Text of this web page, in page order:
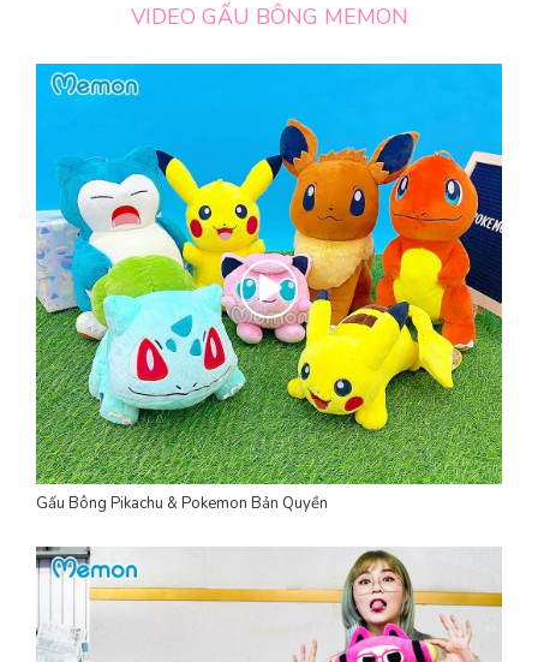
VIDEO GẤU BÔNG MEMON
Gấu Bông Pikachu & Pokemon Bản Quyền